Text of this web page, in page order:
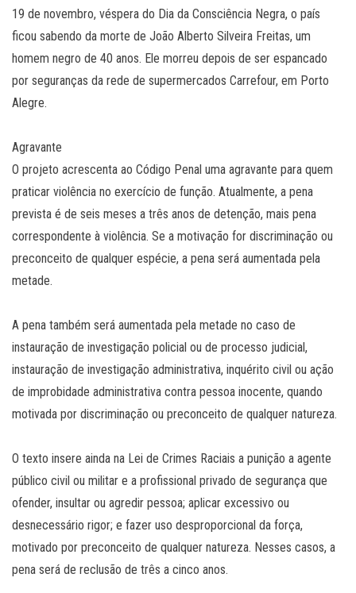
19 de novembro, véspera do Dia da Consciência Negra, o país
ficou sabendo da morte de João Alberto Silveira Freitas, um
homem negro de 40 anos. Ele morreu depois de ser espancado
por seguranças da rede de supermercados Carrefour, em Porto
Alegre.
Agravante
O projeto acrescenta ao Código Penal uma agravante para quem
praticar violência no exercício de função. Atualmente, a pena
prevista é de seis meses a três anos de detenção, mais pena
correspondente à violência. Se a motivação for discriminação ou
preconceito de qualquer espécie, a pena será aumentada pela
metade.
A pena também será aumentada pela metade no caso de
instauração de investigação policial ou de processo judicial,
instauração de investigação administrativa, inquérito civil ou ação
de improbidade administrativa contra pessoa inocente, quando
motivada por discriminação ou preconceito de qualquer natureza.
O texto insere ainda na Lei de Crimes Raciais a punição a agente
público civil ou militar e a profissional privado de segurança que
ofender, insultar ou agredir pessoa; aplicar excessivo ou
desnecessário rigor; e fazer uso desproporcional da força,
motivado por preconceito de qualquer natureza. Nesses casos, a
pena será de reclusão de três a cinco anos.